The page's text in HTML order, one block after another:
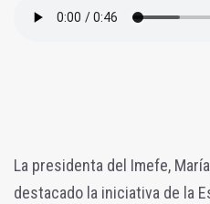
La presidenta del Imefe,
destacado la iniciativa de la